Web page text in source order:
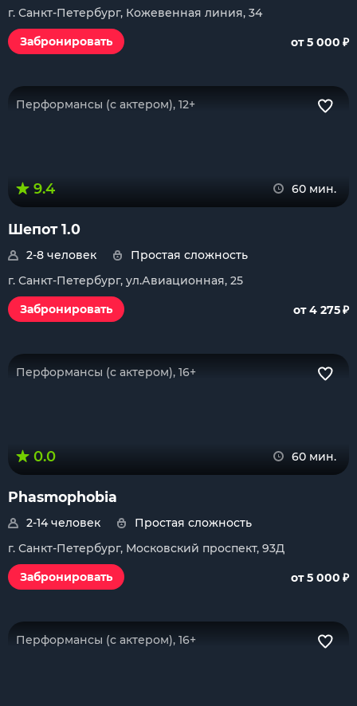
г. Санкт-Петербург, Кожевенная линия, 34
Забронировать
от 5 000 ₽
Перформансы (с актером), 12+
9.4 60 мин.
Шепот 1.0
2-8 человек
Простая сложность
г. Санкт-Петербург, ул.Авиационная, 25
Забронировать
от 4 275₽
Перформансы (с актером), 16+
0.0 60 мин.
Phasmophobia
2-14 человек
Простая сложность
г. Санкт-Петербург, Московский проспект, 93Д
Забронировать
от 5 000 ₽
Перформансы (с актером), 16+